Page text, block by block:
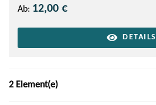
Ab: 12,00 €
DETAILS
2 Element(e)